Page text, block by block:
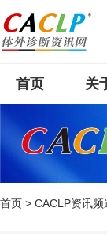
首页 关
首页 > CACLP资讯频